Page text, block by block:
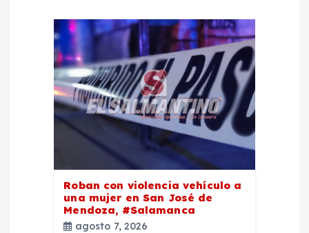
Roban con violencia vehículo a
una mujer en San José de
Mendoza, #Salamanca
agosto 7, 2026